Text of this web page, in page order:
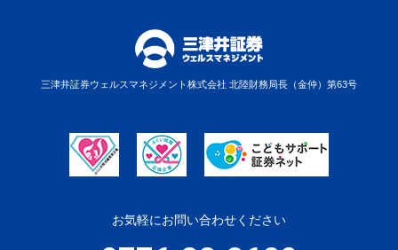
三津井証券ウェルスマネジメント株式会社 北陸財務局長（金仲）第63号
お気軽にお問い合わせください